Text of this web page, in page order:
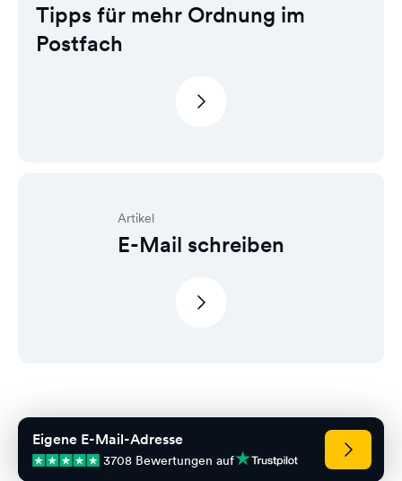
Tipps für mehr Ordnung im
Postfach
Artikel
E-Mail schreiben
Eigene E-Mail-Adresse
3708 Bewertungen auf